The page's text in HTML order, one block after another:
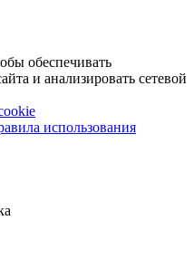
обеспечивать
и анализировать сетевой
использования